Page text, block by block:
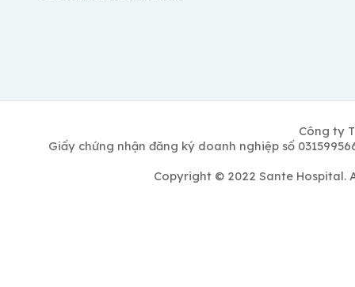
Công ty
Giấy chứng nhận đăng ký doanh nghiệp số
Copyright © 2022 Sante Hospital.